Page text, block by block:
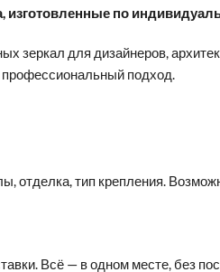
изготовленные по
зеркал для дизайнеров,
подход.
отделка, тип крепления.
Всё — в одном месте, без